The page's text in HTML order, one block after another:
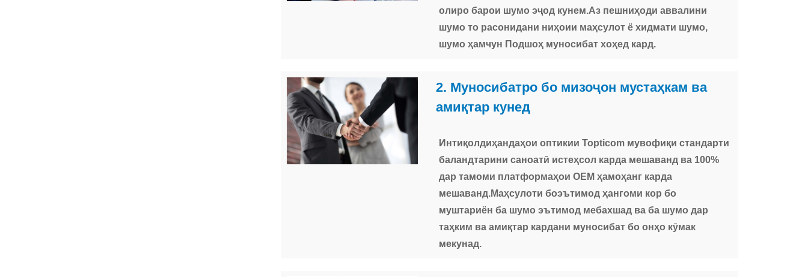
олиро барои шумо эҷод кунем.Аз пешниҳоди аввалини
шумо то расонидани ниҳоии маҳсулот ё хидмати шумо,
шумо ҳамчун Подшоҳ муносибат хоҳед кард.
2. Муносибатро бо мизоҷон мустаҳкам ва
амиқтар кунед
Интиқолдиҳандаҳои оптикии Topticom мувофиқи стандарти
баландтарини саноатӣ истеҳсол карда мешаванд ва 100%
дар тамоми платформаҳои OEM ҳамоҳанг карда
мешаванд.Маҳсулоти боэътимод ҳангоми кор бо
муштариён ба шумо эътимод мебахшад ва ба шумо дар
таҳким ва амиқтар кардани муносибат бо онҳо кӯмак
мекунад.